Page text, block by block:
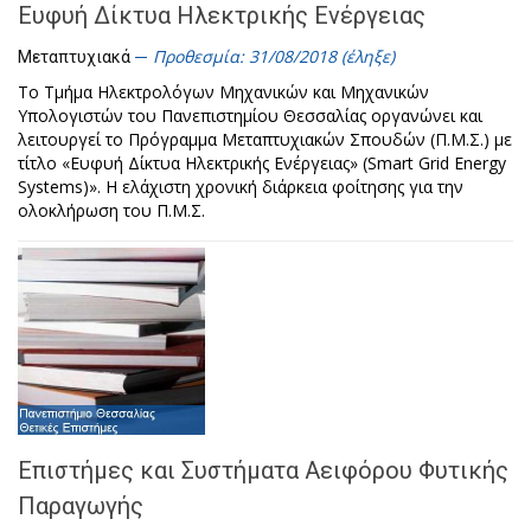
Ευφυή Δίκτυα Ηλεκτρικής Ενέργειας
Μεταπτυχιακά
Προθεσμία: 31/08/2018 (έληξε)
Το Τμήμα Ηλεκτρολόγων Μηχανικών και Μηχανικών
Υπολογιστών του Πανεπιστημίου Θεσσαλίας οργανώνει και
λειτουργεί το Πρόγραμμα Μεταπτυχιακών Σπουδών (Π.Μ.Σ.) με
τίτλο «Ευφυή Δίκτυα Ηλεκτρικής Ενέργειας» (Smart Grid Energy
Systems)». Η ελάχιστη χρονική διάρκεια φοίτησης για την
ολοκλήρωση του Π.Μ.Σ.
Επιστήμες και Συστήματα Αειφόρου Φυτικής
Παραγωγής